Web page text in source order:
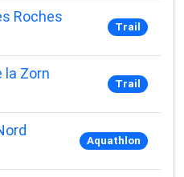
Roches
Trail
la Zorn
Trail
Aquathlon